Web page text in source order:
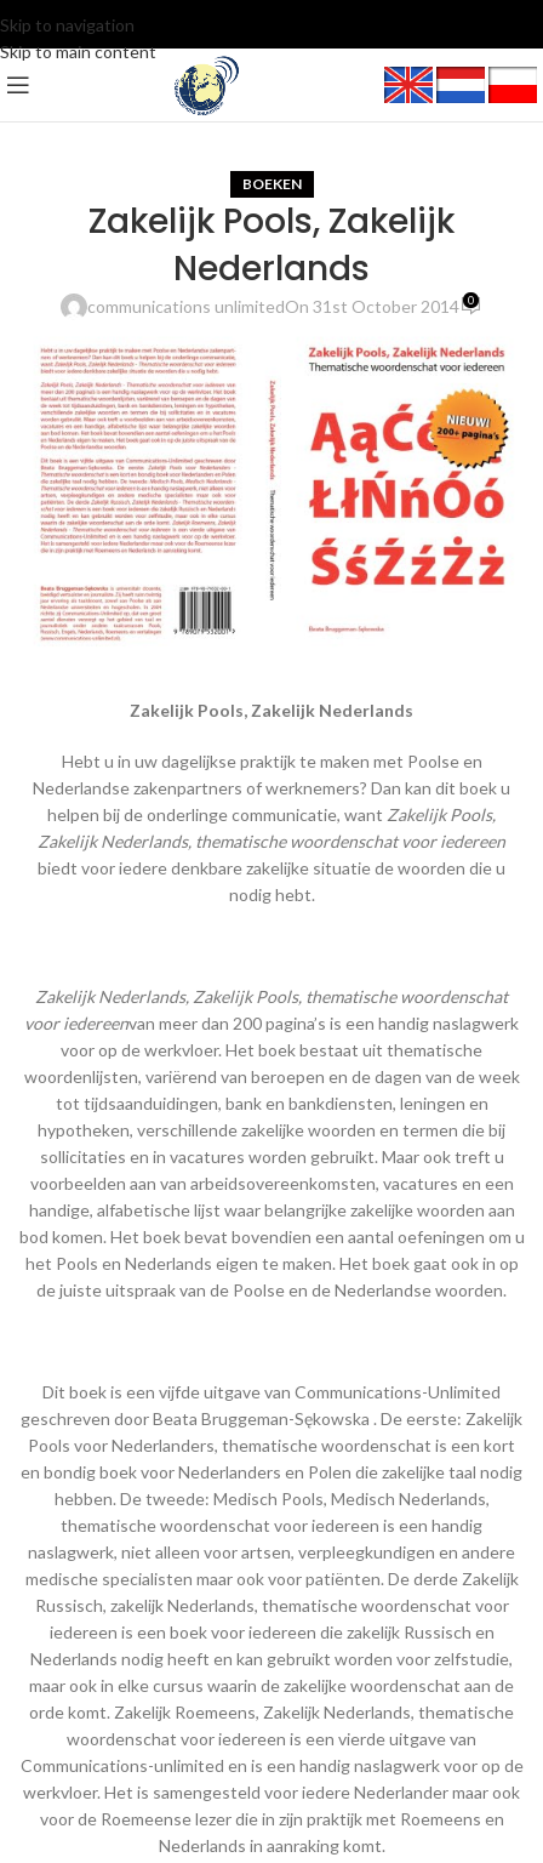
Skip to navigation
Skip to main content
BOEKEN
Zakelijk Pools, Zakelijk
Nederlands
communications unlimitedOn 31st October 2014 0
Zakelijk Pools, Zakelijk Nederlands
Hebt u in uw dagelijkse praktijk te maken met Poolse en
Nederlandse zakenpartners of werknemers? Dan kan dit boek u
helpen bij de onderlinge communicatie, want Zakelijk Pools,
Zakelijk Nederlands, thematische woordenschat voor iedereen
biedt voor iedere denkbare zakelijke situatie de woorden die u
nodig hebt.
Zakelijk Nederlands, Zakelijk Pools, thematische woordenschat
voor iedereenvan meer dan 200 pagina’s is een handig naslagwerk
voor op de werkvloer. Het boek bestaat uit thematische
woordenlijsten, variërend van beroepen en de dagen van de week
tot tijdsaanduidingen, bank en bankdiensten, leningen en
hypotheken, verschillende zakelijke woorden en termen die bij
sollicitaties en in vacatures worden gebruikt. Maar ook treft u
voorbeelden aan van arbeidsovereenkomsten, vacatures en een
handige, alfabetische lijst waar belangrijke zakelijke woorden aan
bod komen. Het boek bevat bovendien een aantal oefeningen om u
het Pools en Nederlands eigen te maken. Het boek gaat ook in op
de juiste uitspraak van de Poolse en de Nederlandse woorden.
Dit boek is een vijfde uitgave van Communications-Unlimited
geschreven door Beata Bruggeman-Sękowska . De eerste: Zakelijk
Pools voor Nederlanders, thematische woordenschat is een kort
en bondig boek voor Nederlanders en Polen die zakelijke taal nodig
hebben. De tweede: Medisch Pools, Medisch Nederlands,
thematische woordenschat voor iedereen is een handig
naslagwerk, niet alleen voor artsen, verpleegkundigen en andere
medische specialisten maar ook voor patiënten. De derde Zakelijk
Russisch, zakelijk Nederlands, thematische woordenschat voor
iedereen is een boek voor iedereen die zakelijk Russisch en
Nederlands nodig heeft en kan gebruikt worden voor zelfstudie,
maar ook in elke cursus waarin de zakelijke woordenschat aan de
orde komt. Zakelijk Roemeens, Zakelijk Nederlands, thematische
woordenschat voor iedereen is een vierde uitgave van
Communications-unlimited en is een handig naslagwerk voor op de
werkvloer. Het is samengesteld voor iedere Nederlander maar ook
voor de Roemeense lezer die in zijn praktijk met Roemeens en
Nederlands in aanraking komt.